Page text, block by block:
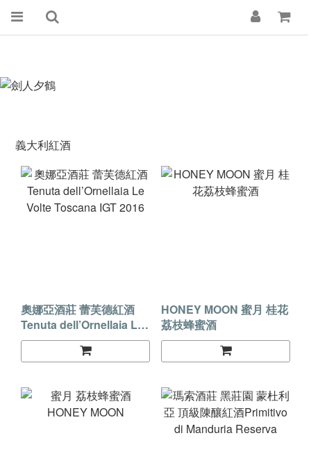
義大利紅酒
奧娜亞酒莊 蕾芙德紅酒
Tenuta dell’Ornellaia Le
Volte Toscana IGT 2016
HONEY MOON 蜜月 桂花
荔枝蜂蜜酒